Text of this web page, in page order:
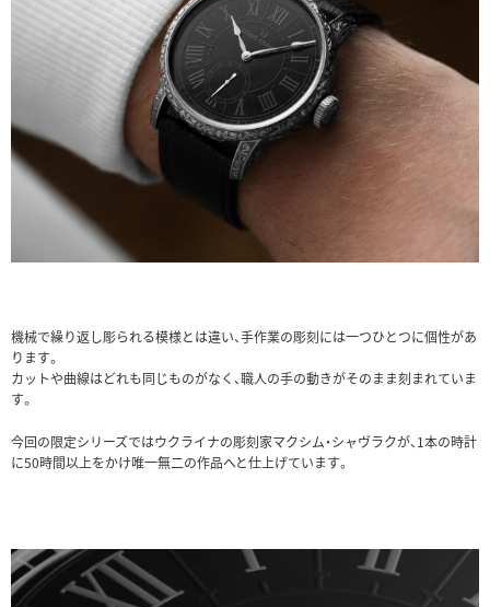
機械で繰り返し彫られる模様とは違い、手作業の彫刻には一つひとつに個性があ
ります。
カットや曲線はどれも同じものがなく、職人の手の動きがそのまま刻まれていま
す。
今回の限定シリーズではウクライナの彫刻家マクシム・シャヴラクが、1本の時計
に50時間以上をかけ唯一無二の作品へと仕上げています。